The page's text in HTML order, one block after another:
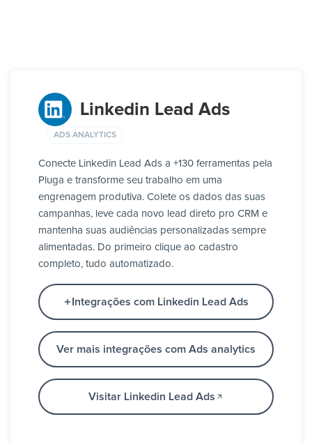
Linkedin Lead Ads
ADS ANALYTICS
Conecte Linkedin Lead Ads a +130 ferramentas pela
Pluga e transforme seu trabalho em uma
engrenagem produtiva. Colete os dados das suas
campanhas, leve cada novo lead direto pro CRM e
mantenha suas audiências personalizadas sempre
alimentadas. Do primeiro clique ao cadastro
completo, tudo automatizado.
Integrações com Linkedin Lead Ads
Ver mais integrações com Ads analytics
Visitar Linkedin Lead Ads